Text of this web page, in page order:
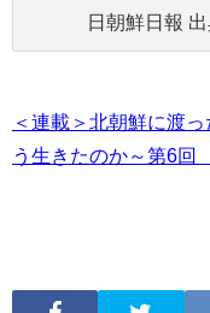
日朝鮮日報
＜連載＞北朝鮮に渡
う生きたのか～第6回